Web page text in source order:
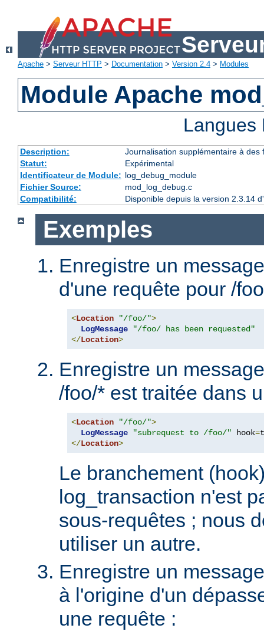
Apache > Serveur HTTP > Documentation > Version 2.4 > Modules
Module Apache
Description:
Journalisation supplémentaire à des
Statut:
Expérimental
Identificateur de Module: log_debug_module
Fichier Source:
mod_log_debug.c
Compatibilité:
Disponible depuis la version 2.3.14
Exemples
Enregistre un
d'une requête pour /
<Location "/foo/">
LogMessage
"/foo/ has been requested"
</Location>
Enregistre un
/foo/* est traitée dans
<Location "/foo/">
LogMessage
"subrequest to /foo/" hook=
</Location>
Le branchement
log_transaction n'est
sous-requêtes ; nous
utiliser un autre.
Enregistre un
à l'origine d'un
une requête :